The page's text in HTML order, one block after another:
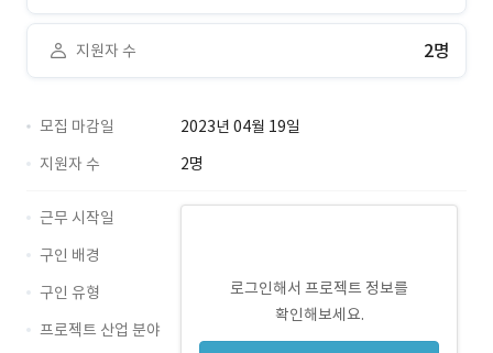
지원자 수 2명
모집 마감일
2023년 04월 19일
지원자 수
2명
로그인해서 프로젝트 정보를
확인해보세요.
근무 시작일
구인 배경
구인 유형
프로젝트 산업 분야